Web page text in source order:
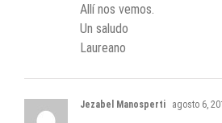
Allí nos vemos.
Un saludo
Laureano
Jezabel Manosperti agosto 6,